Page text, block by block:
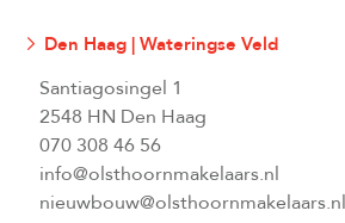
Den Haag | Wateringse Veld
Santiagosingel 1
2548 HN Den Haag
070 308 46 56
info@olsthoornmakelaars.nl
nieuwbouw@olsthoornmakelaars.nl